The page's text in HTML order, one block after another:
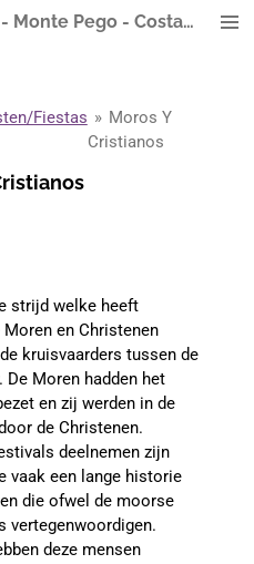
Villa Annabel - Denia - Monte Pego - Costa Blanca
Fiestas » Moros Y
Cristianos
strijd welke heeft
en Christenen
kruisvaarders tussen de
Moren hadden het
en zij werden in de
de Christenen.
deelnemen zijn
vaak een lange historie
die ofwel de moorse
vertegenwoordigen.
deze mensen